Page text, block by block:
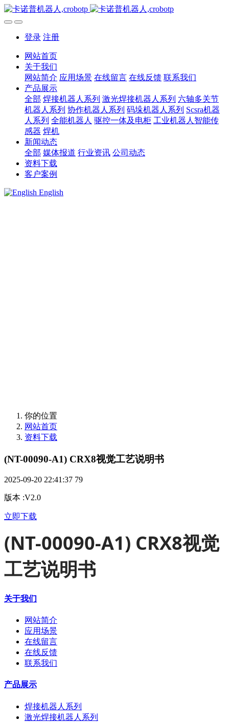
登录 注册
网站首页
关于我们
网站简介 应用场景 在线留言 在线反馈 联系我们
产品展示
全部 焊接机器人系列 激光焊接机器人系列 六轴多关节
机器人系列 协作机器人系列 码垛机器人系列 Scsra机器
人系列 全能机器人 驱控一体及电柜 工业机器人智能传
感器 焊机
新闻动态
全部 媒体报道 行业资讯 公司动态
资料下载
客户案例
English
你的位置
网站首页
资料下载
(NT-00090-A1) CRX8视觉工艺说明书
2025-09-20 22:41:37 79
版本 :V2.0
立即下载
(NT-00090-A1) CRX8视觉
工艺说明书
关于我们
网站简介
应用场景
在线留言
在线反馈
联系我们
产品展示
焊接机器人系列
激光焊接机器人系列